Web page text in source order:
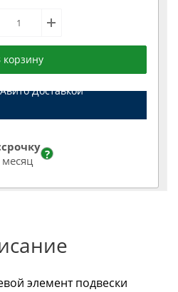
корзину
Доставкой
?
элемент подвески